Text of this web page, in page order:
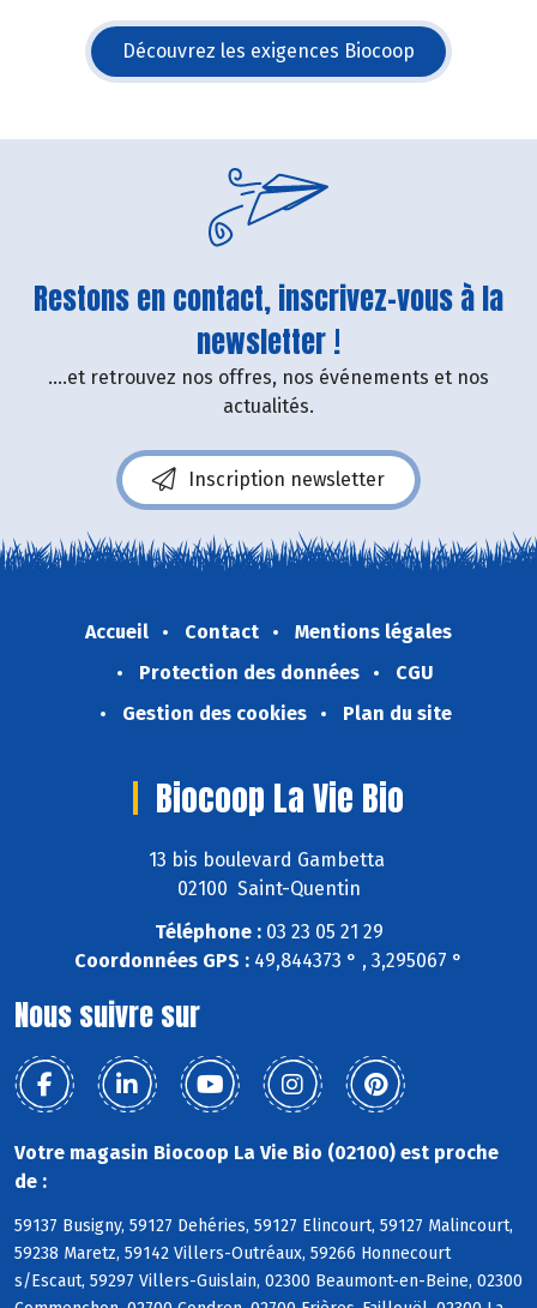
Découvrez les exigences Biocoop
(s'ouvre dans une nouvelle
Restons en contact, inscrivez-vous à la
newsletter !
....et retrouvez nos offres, nos événements et nos
actualités.
Inscription newsletter
Accueil Contact
Mentions légales
Protection des données
CGU
Gestion des cookies
Plan du site
Biocoop La Vie Bio
13 bis boulevard Gambetta
02100 Saint-Quentin
Téléphone :03 23 05 21 29
Coordonnées GPS : 49,844373 ° , 3,295067 °
Nous suivre sur
Votre magasin Biocoop La Vie Bio (02100) est proche
de :
59137 Busigny, 59127 Dehéries, 59127 Elincourt, 59127 Malincourt,
59238 Maretz, 59142 Villers-Outréaux, 59266 Honnecourt
s/Escaut, 59297 Villers-Guislain, 02300 Beaumont-en-Beine, 02300